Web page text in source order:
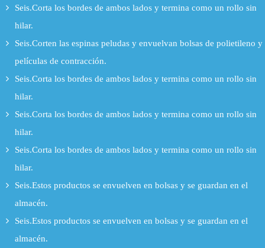
Seis.Corta los bordes de ambos lados y termina como un rollo sin
hilar.
Seis.Corten las espinas peludas y envuelvan bolsas de polietileno y
películas de contracción.
Seis.Corta los bordes de ambos lados y termina como un rollo sin
hilar.
Seis.Corta los bordes de ambos lados y termina como un rollo sin
hilar.
Seis.Corta los bordes de ambos lados y termina como un rollo sin
hilar.
Seis.Estos productos se envuelven en bolsas y se guardan en el
almacén.
Seis.Estos productos se envuelven en bolsas y se guardan en el
almacén.